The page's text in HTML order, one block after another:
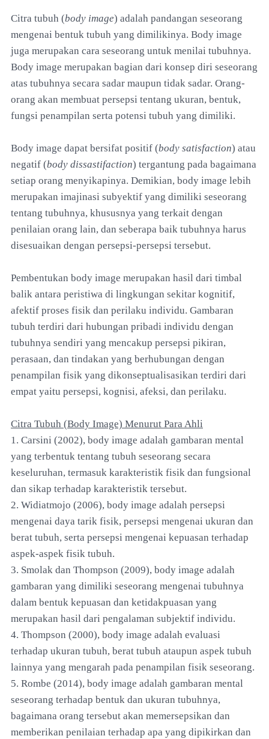
Citra tubuh (body image) adalah pandangan seseorang
mengenai bentuk tubuh yang dimilikinya. Body image
juga merupakan cara seseorang untuk menilai tubuhnya.
Body image merupakan bagian dari konsep diri seseorang
atas tubuhnya secara sadar maupun tidak sadar. Orang-
orang akan membuat persepsi tentang ukuran, bentuk,
fungsi penampilan serta potensi tubuh yang dimiliki.
Body image dapat bersifat positif (body satisfaction) atau
negatif (body dissastifaction) tergantung pada bagaimana
setiap orang menyikapinya. Demikian, body image lebih
merupakan imajinasi subyektif yang dimiliki seseorang
tentang tubuhnya, khususnya yang terkait dengan
penilaian orang lain, dan seberapa baik tubuhnya harus
disesuaikan dengan persepsi-persepsi tersebut.
Pembentukan body image merupakan hasil dari timbal
balik antara peristiwa di lingkungan sekitar kognitif,
afektif proses fisik dan perilaku individu. Gambaran
tubuh terdiri dari hubungan pribadi individu dengan
tubuhnya sendiri yang mencakup persepsi pikiran,
perasaan, dan tindakan yang berhubungan dengan
penampilan fisik yang dikonseptualisasikan terdiri dari
empat yaitu persepsi, kognisi, afeksi, dan perilaku.
Citra Tubuh (Body Image) Menurut Para Ahli
1. Carsini (2002), body image adalah gambaran mental
yang terbentuk tentang tubuh seseorang secara
keseluruhan, termasuk karakteristik fisik dan fungsional
dan sikap terhadap karakteristik tersebut.
2. Widiatmojo (2006), body image adalah persepsi
mengenai daya tarik fisik, persepsi mengenai ukuran dan
berat tubuh, serta persepsi mengenai kepuasan terhadap
aspek-aspek fisik tubuh.
3. Smolak dan Thompson (2009), body image adalah
gambaran yang dimiliki seseorang mengenai tubuhnya
dalam bentuk kepuasan dan ketidakpuasan yang
merupakan hasil dari pengalaman subjektif individu.
4. Thompson (2000), body image adalah evaluasi
terhadap ukuran tubuh, berat tubuh ataupun aspek tubuh
lainnya yang mengarah pada penampilan fisik seseorang.
5. Rombe (2014), body image adalah gambaran mental
seseorang terhadap bentuk dan ukuran tubuhnya,
bagaimana orang tersebut akan memersepsikan dan
memberikan penilaian terhadap apa yang dipikirkan dan